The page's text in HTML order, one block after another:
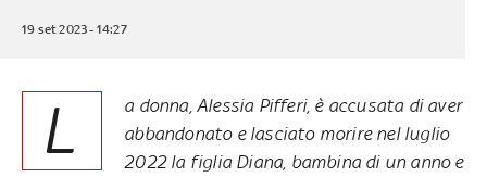
19 set 2023 - 14:27
L
a donna, Alessia Pifferi, è accusata di aver
abbandonato e lasciato morire nel luglio
2022 la figlia Diana, bambina di un anno e